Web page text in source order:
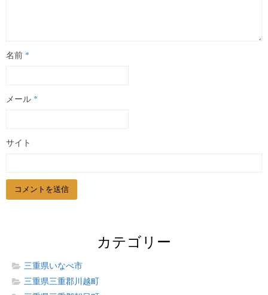
名前 *
メール *
サイト
カテゴリー
三重県いなべ市
三重県三重郡川越町